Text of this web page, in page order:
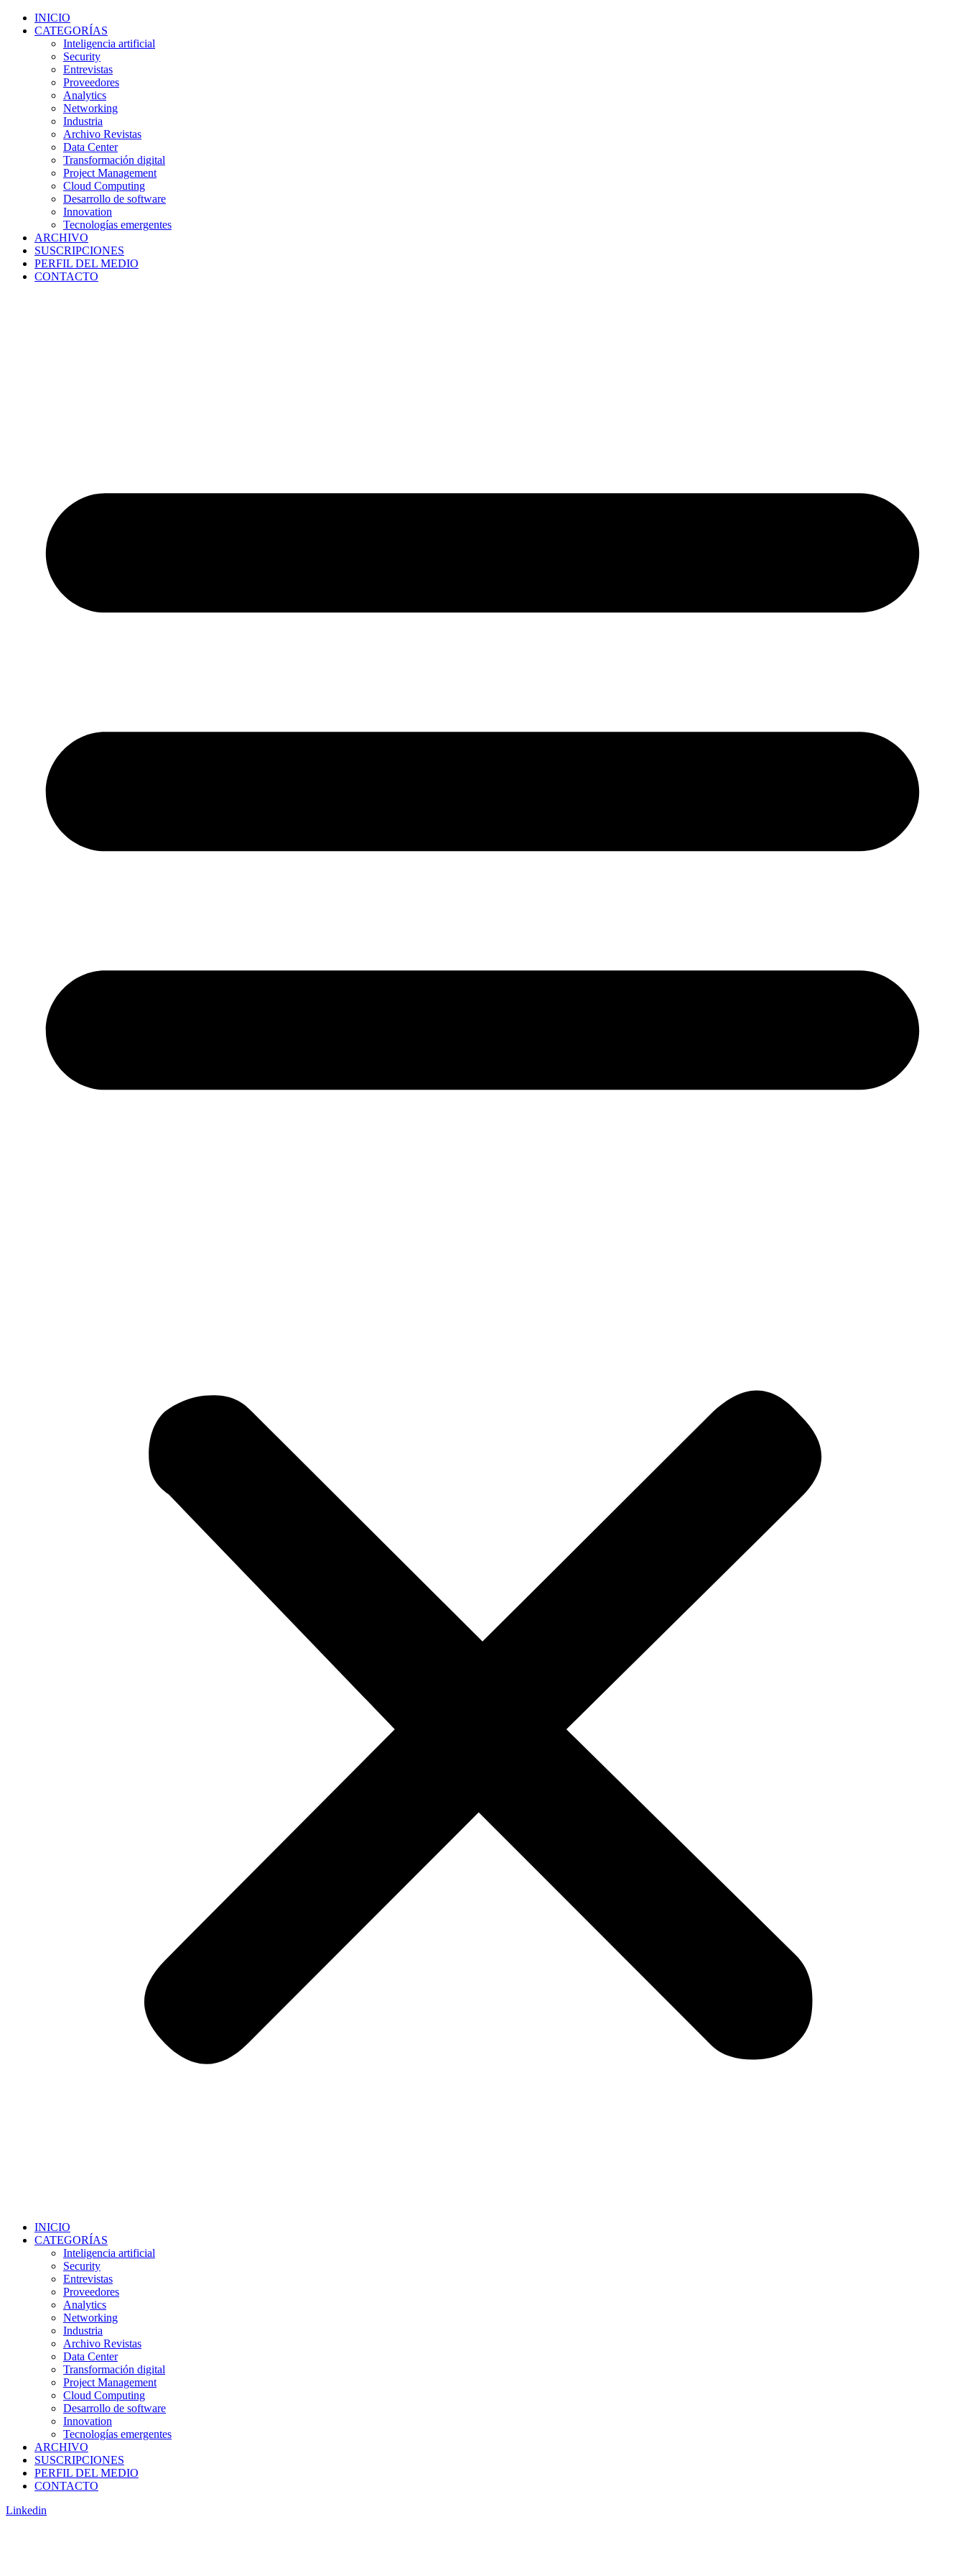
INICIO
CATEGORÍAS
Inteligencia artificial
Security
Entrevistas
Proveedores
Analytics
Networking
Industria
Archivo Revistas
Data Center
Transformación digital
Project Management
Cloud Computing
Desarrollo de software
Innovation
Tecnologías emergentes
ARCHIVO
SUSCRIPCIONES
PERFIL DEL MEDIO
CONTACTO
INICIO
CATEGORÍAS
Inteligencia artificial
Security
Entrevistas
Proveedores
Analytics
Networking
Industria
Archivo Revistas
Data Center
Transformación digital
Project Management
Cloud Computing
Desarrollo de software
Innovation
Tecnologías emergentes
ARCHIVO
SUSCRIPCIONES
PERFIL DEL MEDIO
CONTACTO
Linkedin